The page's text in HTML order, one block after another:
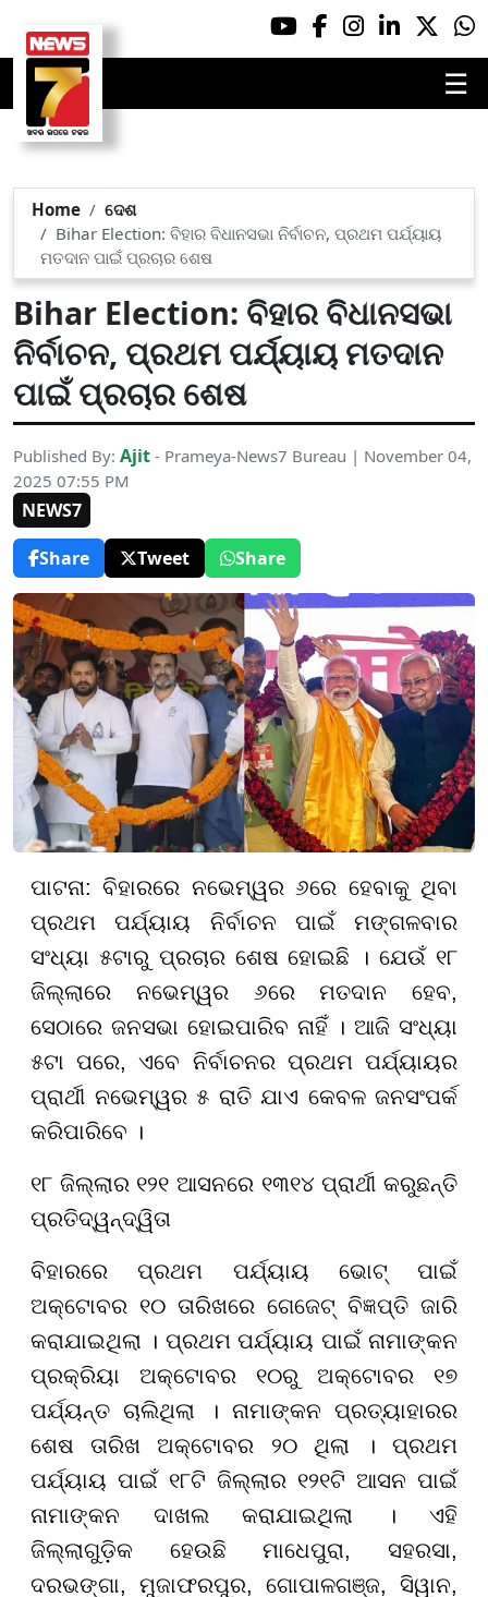
☰
Home
ଦେଶ
Bihar Election: ବିହାର ବିଧାନସଭା ନିର୍ବାଚନ, ପ୍ରଥମ ପର୍ଯ୍ୟାୟ
ମତଦାନ ପାଇଁ ପ୍ରଚାର ଶେଷ
Bihar Election: ବିହାର ବିଧାନସଭା
ନିର୍ବାଚନ, ପ୍ରଥମ ପର୍ଯ୍ୟାୟ ମତଦାନ
ପାଇଁ ପ୍ରଚାର ଶେଷ
Published By: Ajit - Prameya-News7 Bureau | November 04,
2025 07:55 PM
NEWS7
Share
Tweet Share
ପାଟନା: ବିହାରରେ ନଭେମ୍ୱର ୬ରେ ହେବାକୁ ଥିବା
ପ୍ରଥମ ପର୍ଯ୍ୟାୟ ନିର୍ବାଚନ ପାଇଁ ମଙ୍ଗଳବାର
ସଂଧ୍ୟା ୫ଟାରୁ ପ୍ରଚାର ଶେଷ ହୋଇଛି । ଯେଉଁ ୧୮
ଜିଲ୍ଲାରେ ନଭେମ୍ୱର ୬ରେ ମତଦାନ ହେବ,
ସେଠାରେ ଜନସଭା ହୋଇପାରିବ ନାହିଁ । ଆଜି ସଂଧ୍ୟା
୫ଟା ପରେ, ଏବେ ନିର୍ବାଚନର ପ୍ରଥମ ପର୍ଯ୍ୟାୟର
ପ୍ରାର୍ଥୀ ନଭେମ୍ୱର ୫ ରାତି ଯାଏ କେବଳ ଜନସଂପର୍କ
କରିପାରିବେ ।
୧୮ ଜିଲ୍ଲାର ୧୨୧ ଆସନରେ ୧୩୧୪ ପ୍ରାର୍ଥୀ କରୁଛନ୍ତି
ପ୍ରତିଦ୍ୱନ୍ଦ୍ୱିତା
ବିହାରରେ ପ୍ରଥମ ପର୍ଯ୍ୟାୟ ଭୋଟ୍ ପାଇଁ
ଅକ୍ଟୋବର ୧୦ ତାରିଖରେ ଗେଜେଟ୍ ବିଜ୍ଞପ୍ତି ଜାରି
କରାଯାଇଥିଲା । ପ୍ରଥମ ପର୍ଯ୍ୟାୟ ପାଇଁ ନାମାଙ୍କନ
ପ୍ରକ୍ରିୟା ଅକ୍ଟୋବର ୧୦ରୁ ଅକ୍ଟୋବର ୧୭
ପର୍ଯ୍ୟନ୍ତ ଚାଲିଥିଲା । ନାମାଙ୍କନ ପ୍ରତ୍ୟାହାରର
ଶେଷ ତାରିଖ ଅକ୍ଟୋବର ୨୦ ଥିଲା । ପ୍ରଥମ
ପର୍ଯ୍ୟାୟ ପାଇଁ ୧୮ଟି ଜିଲ୍ଲାର ୧୨୧ଟି ଆସନ ପାଇଁ
ନାମାଙ୍କନ ଦାଖଲ କରାଯାଇଥିଲା । ଏହି
ଜିଲ୍ଲାଗୁଡ଼ିକ ହେଉଛି ମାଧେପୁରା,ସହରସା,
ଦରଭଙ୍ଗା, ମୁଜାଫରପୁର, ଗୋପାଳଗଞ୍ଜ, ସିୱାନ,